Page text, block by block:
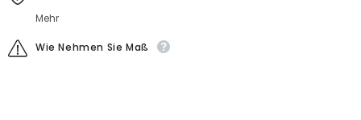
Mehr
Wie Nehmen Sie Maß